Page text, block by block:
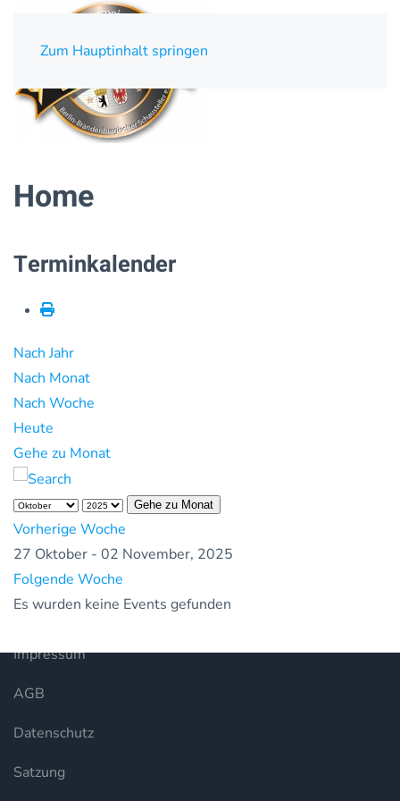
Zum Hauptinhalt springen
Home
Terminkalender
Nach Jahr
Nach Monat
Nach Woche
Heute
Gehe zu Monat
Gehe zu Monat
Vorherige Woche
27 Oktober - 02 November, 2025
Folgende Woche
Es wurden keine Events gefunden
Impressum
AGB
Datenschutz
Satzung